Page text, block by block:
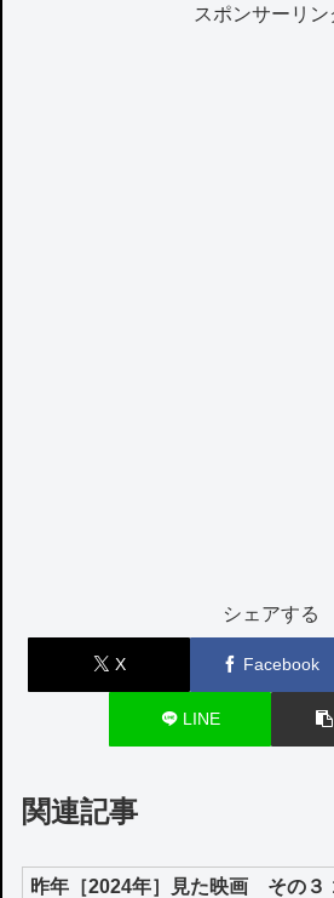
スポンサーリン
シェアする
X Facebook
LINE
関連記事
昨年［2024年］見た映画 その３